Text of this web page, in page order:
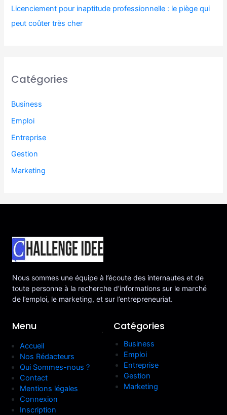
Licenciement pour inaptitude professionnelle : le piège qui
peut coûter très cher
Catégories
Business
Emploi
Entreprise
Gestion
Marketing
Nous sommes une équipe à l’écoute des internautes et de
toute personne à la recherche d’informations sur le marché
de l’emploi, le marketing, et sur l’entrepreneuriat.
Menu
Accueil
Nos Rédacteurs
Qui Sommes-nous ?
Contact
Mentions légales
Connexion
Inscription
Catégories
.
Business
Emploi
Entreprise
Gestion
Marketing